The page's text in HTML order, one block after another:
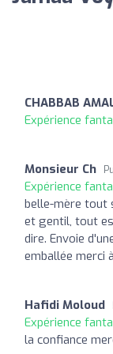
CHABBAB
Expérience
Monsieur Ch
Expérience
belle-mère tout
et gentil, tout
dire. Envoie
emballée merci
Hafidi Moloud
Expérience
la confiance